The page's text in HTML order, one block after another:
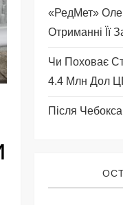
«РедМет»
Отриманні Її
Чи Поховає
4.4 Млн Дол
Після